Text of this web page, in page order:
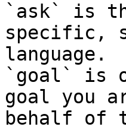
`ask` is
specific,
language.
`goal` is
goal you
behalf of